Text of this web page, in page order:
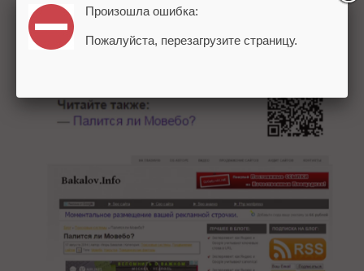
Ссылка на сайт Игоря Бакалова (она
победила в номинации «естественная
SEO-ссылка»).
Произошла ошибка:
Пожалуйста, перезагрузите страницу.